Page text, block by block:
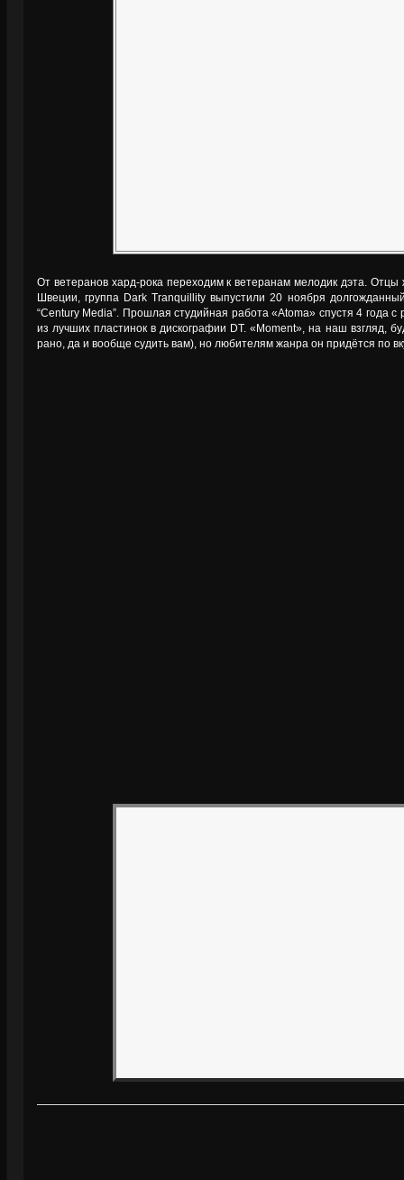
От ветеранов хард-рока переходим к ветеранам мелодик дэта. Отцы
Швеции, группа Dark Tranquillity выпустили 20 ноября
“Century Media”. Прошлая студийная работа «Atoma» спустя 4 года
из лучших пластинок в дискографии DT. «Moment», на наш взгляд,
рано, да и вообще судить вам), но любителям жанра он придётся по